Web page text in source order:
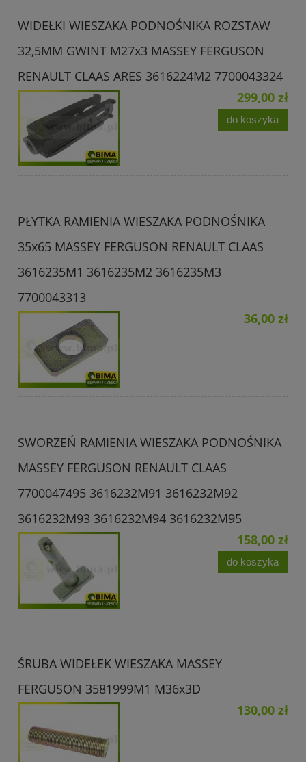
WIDEŁKI WIESZAKA PODNOŚNIKA ROZSTAW
32,5MM GWINT M27x3 MASSEY FERGUSON
RENAULT CLAAS ARES 3616224M2 7700043324
299,00 zł
do koszyka
PŁYTKA RAMIENIA WIESZAKA PODNOŚNIKA
35x65 MASSEY FERGUSON RENAULT CLAAS
3616235M1 3616235M2 3616235M3
7700043313
36,00 zł
SWORZEŃ RAMIENIA WIESZAKA PODNOŚNIKA
MASSEY FERGUSON RENAULT CLAAS
7700047495 3616232M91 3616232M92
3616232M93 3616232M94 3616232M95
158,00 zł
do koszyka
ŚRUBA WIDEŁEK WIESZAKA MASSEY
FERGUSON 3581999M1 M36x3D
130,00 zł